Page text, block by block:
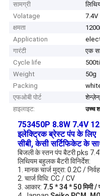
सामग्री
Volatage
7.4V
क्षमता
Application
गारंटी
एक
Cycle life
Weight
50g
Packing
एफओबी पोर्ट
हाइलाइट:
उच्च
753450P 8.8W 7.4V
इलेक्ट्रिक ब्रेस्ट पंप के लिए
सीबी, केसी सर्टिफिकेट के
बिजली के स्तन पंप बैटरी pks
लिथियम बहुलक बैटरी विनिर्देश:
1. मानक चार्ज मुद्रा: 0.2C /
2. चार्ज विधि: CC / CV
3. आकार: 7.5 * 34 * 50 मिमी /